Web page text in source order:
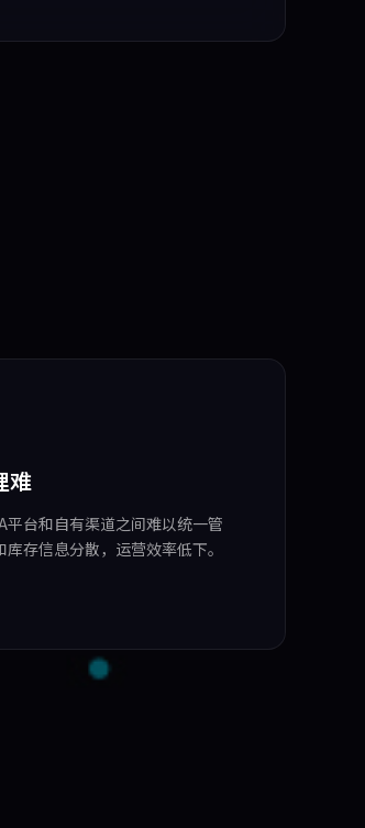
难
平台和自有渠道之间难以统一管
存信息分散，运营效率低下。